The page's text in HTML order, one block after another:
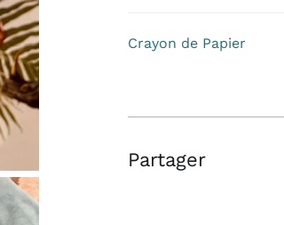
Crayon de Papier
Partager